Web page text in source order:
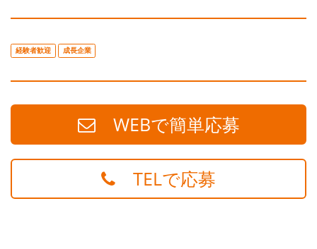
経験者歓迎 成長企業
WEBで簡単応募
TELで応募